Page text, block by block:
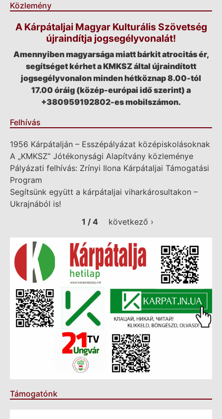
Közlemény
A Kárpátaljai Magyar Kulturális Szövetség
újraindítja jogsegélyvonalát!
Amennyiben magyarsága miatt bárkit atrocitás ér,
segítséget kérhet a KMKSZ által újraindított
jogsegélyvonalon minden hétköznap 8.00-tól
17.00 óráig (közép-európai idő szerint) a
+380959192802-es mobilszámon.
Felhívás
1956 Kárpátalján – Esszépályázat középiskolásoknak
A „KMKSZ” Jótékonysági Alapítvány közleménye
Pályázati felhívás: Zrínyi Ilona Kárpátaljai Támogatási
Program
Segítsünk együtt a kárpátaljai viharkárosultakon –
Ukrajnából is!
1 / 4
következő ›
Támogatónk